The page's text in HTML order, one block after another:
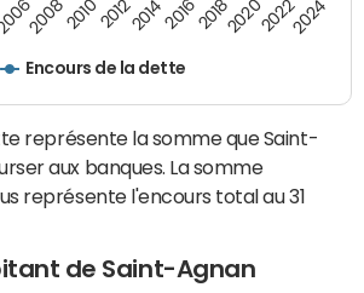
Encours de la dette
200820102012201420162018202020222024
représente la somme que Saint-
aux banques. La somme
représente l'encours total au 31
de Saint-Agnan